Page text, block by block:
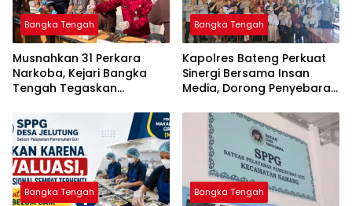
Bangka Tengah
Musnahkan 31 Perkara
Narkoba, Kejari Bangka
Tengah Tegaskan
Kejahatan Hingga Tuntas
Bangka Tengah
‎Kapolres Bateng Perkuat
Sinergi Bersama Insan
Media, Dorong Penyebaran
Layanan Polri 110
Bangka Tengah Bangka Tengah